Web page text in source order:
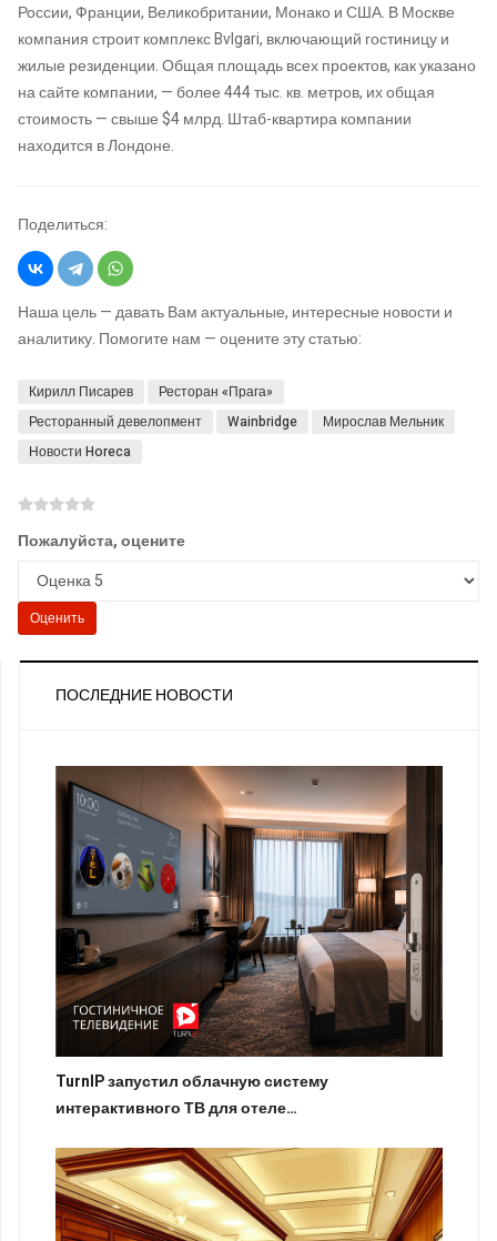
России, Франции, Великобритании, Монако и США. В Москве
компания строит комплекс Bvlgari, включающий гостиницу и
жилые резиденции. Общая площадь всех проектов, как указано
на сайте компании, — более 444 тыс. кв. метров, их общая
стоимость — свыше $4 млрд. Штаб-квартира компании
находится в Лондоне.
Поделиться:
Наша цель — давать Вам актуальные, интересные новости и
аналитику. Помогите нам — оцените эту статью:
Кирилл Писарев
Ресторан «Прага»
Ресторанный девелопмент
Wainbridge
Мирослав Мельник
Новости Horeca
Пожалуйста, оцените
ПОСЛЕДНИЕ НОВОСТИ
TurnIP запустил облачную систему
интерактивного ТВ для отеле…